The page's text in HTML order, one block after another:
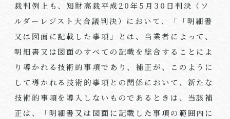
裁判例上も、知財高裁平成 20年5 月 30 日判決（ソ
ルダーレジスト大合議判決）において、「「明細書
又は図面に記載した事項」とは、当業者によって、
明細書又は図面のすべての記載を総合することによ
り導かれる技術的事項であり、補正が、このように
して導かれる技術的事項との関係において、新たな
技術的事項を導入しないものであるときは、当該補
正は、「明細書又は図面に記載した事項の範囲内に